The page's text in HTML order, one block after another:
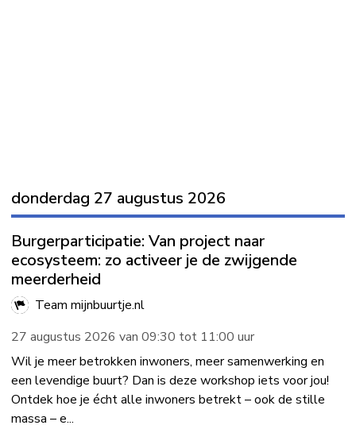
donderdag 27 augustus 2026
Burgerparticipatie: Van project naar
ecosysteem: zo activeer je de zwijgende
meerderheid
Team mijnbuurtje.nl
27 augustus 2026 van 09:30 tot 11:00 uur
Wil je meer betrokken inwoners, meer samenwerking en
een levendige buurt? Dan is deze workshop iets voor jou!
Ontdek hoe je écht alle inwoners betrekt – ook de stille
massa – e...